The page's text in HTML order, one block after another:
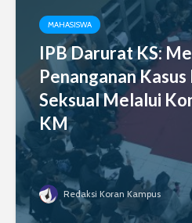
MAHASISWA
IPB Darurat KS:
Penanganan
Seksual Melalui
KM
Redaksi Koran Kampus